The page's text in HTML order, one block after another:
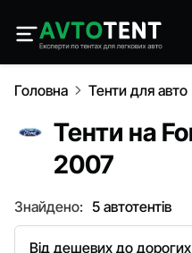
Головна Тенти для авто
Тенти на
2007
Знайдено: 5 автотентів
Сортування